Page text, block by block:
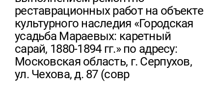
реставрационных работ на объекте
культурного наследия «Городская
усадьба Мараевых: каретный
сарай, 1880-1894 гг.» по адресу:
Московская область, г. Серпухов,
ул. Чехова, д. 87 (совр